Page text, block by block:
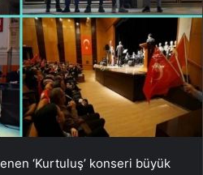
‘Kurtuluş’ konseri büyük